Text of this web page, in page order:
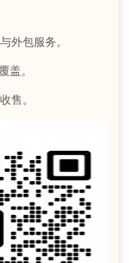
外包服务。
盖。
售。